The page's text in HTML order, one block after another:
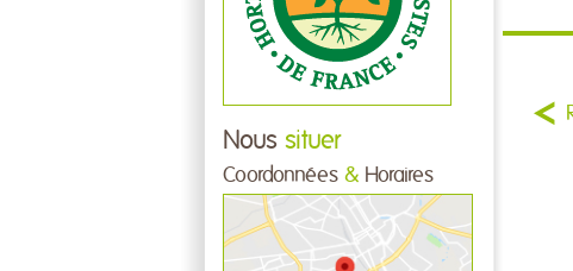
Nous situer
Coordonnées & Horaires